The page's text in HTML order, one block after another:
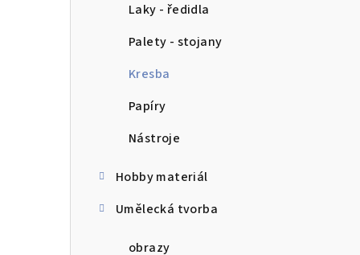
Laky - ředidla
Palety - stojany
Kresba
Papíry
Nástroje
Hobby materiál
Umělecká tvorba
obrazy